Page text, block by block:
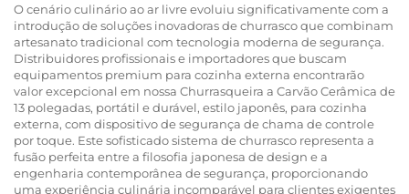
O cenário culinário ao ar livre evoluiu significativamente com a
introdução de soluções inovadoras de churrasco que combinam
artesanato tradicional com tecnologia moderna de segurança.
Distribuidores profissionais e importadores que buscam
equipamentos premium para cozinha externa encontrarão
valor excepcional em nossa Churrasqueira a Carvão Cerâmica de
13 polegadas, portátil e durável, estilo japonês, para cozinha
externa, com dispositivo de segurança de chama de controle
por toque. Este sofisticado sistema de churrasco representa a
fusão perfeita entre a filosofia japonesa de design e a
engenharia contemporânea de segurança, proporcionando
uma experiência culinária incomparável para clientes exigentes